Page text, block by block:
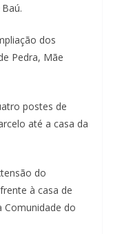
dos
Pedra, Mãe
postes de
até a casa da
do
à casa de
Comunidade do